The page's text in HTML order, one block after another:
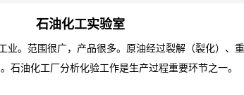
石油化工实验室
业。范围很广，产品很多。原油经过裂解（裂化）
石油化工厂分析化验工作是生产过程重要环节之一。